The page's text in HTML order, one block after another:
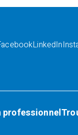
LinkedIn
professionnel